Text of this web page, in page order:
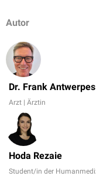
Autor
Dr. Frank Antwerpes
Arzt | Ärztin
Hoda Rezaie
Student/in der